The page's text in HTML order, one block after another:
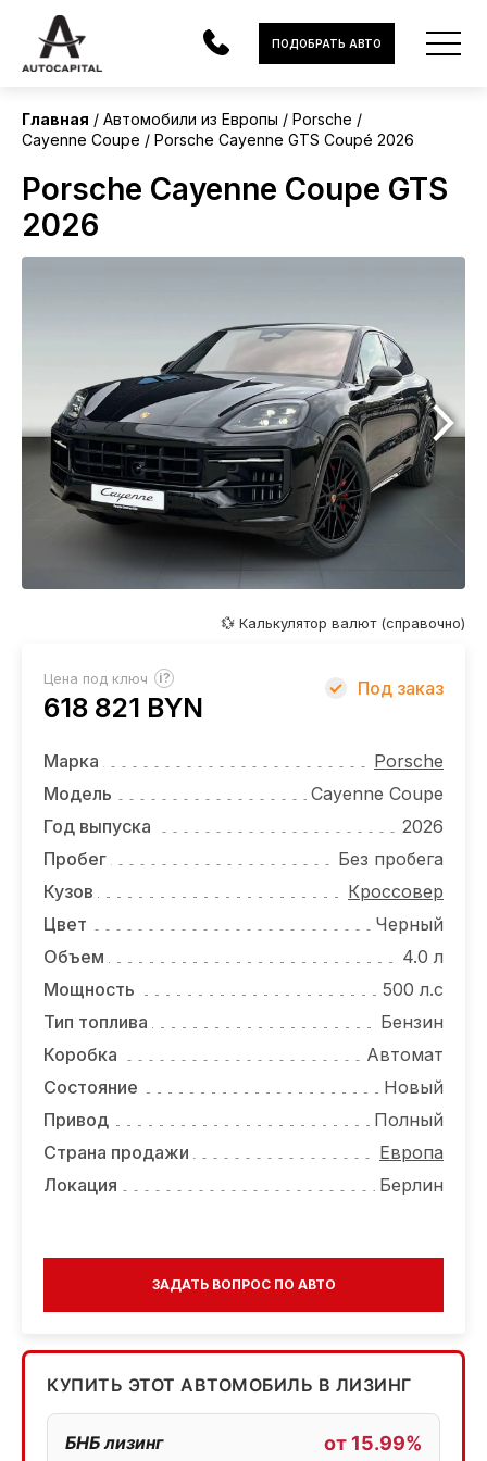
АВТОМОБИЛИ
ЭЛЕКТРОМОБИЛИ
В НАЛИЧИИ
ЛИЗИНГ
НОВОСТИ
ОТЗЫВЫ
ВАКАНСИИ
О КОМПАНИИ
ПОДОБРАТЬ АВТО
Главная Автомобили из Европы
Porsche
Cayenne Coupe
Porsche Cayenne GTS Coupé 2026
Porsche Cayenne Coupe GTS
2026
Европа
Без пробега
💱 Калькулятор валют (справочно)
Цена под ключ ?
618 821 BYN
Под заказ
Марка
Porsche
Модель
Cayenne Coupe
Год выпуска
2026
Пробег
Без пробега
Кузов
Кроссовер
Цвет
Черный
Объем
4.0 л
Мощность
500 л.с
Тип топлива
Бензин
Коробка
Автомат
Состояние
Новый
Привод
Полный
Страна продажи
Европа
Локация
Берлин
ЗАДАТЬ ВОПРОС ПО АВТО
КУПИТЬ ЭТОТ АВТОМОБИЛЬ В ЛИЗИНГ
БНБ лизинг от 15.99%